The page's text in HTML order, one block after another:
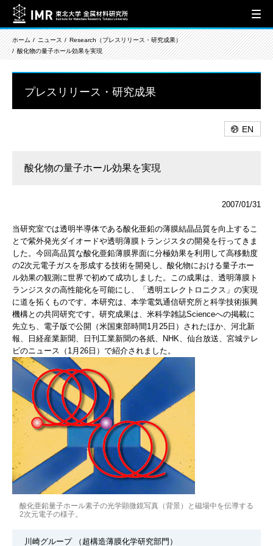
ホーム ニュース
Research（プレスリリース・研究成果）
酸化物の量子ホール効果を実現
プレスリリース・研究成果
EN
酸化物の量子ホール効果を実現
2007/01/31
当研究室では透明半導体である酸化亜鉛の薄膜結晶品質を向上するこ
とで紫外発光ダイオードや透明薄膜トランジスタの開発を行ってきま
した。今回高品質な酸化亜鉛薄膜界面に分極効果を利用して高移動度
の2次元電子ガスを形成する技術を開発し、酸化物における量子ホー
ル効果の観測に世界で初めて成功しました。この成果は、透明薄膜ト
ランジスタの高性能化を可能にし、「透明エレクトロニクス」の実現
に道を拓くものです。本研究は、本学電気通信研究所と科学技術振興
機構との共同研究です。研究成果は、米科学雑誌Scienceへの掲載に
先立ち、電子版で公開（米国東部時間1月25日）されたほか、河北新
報、日経産業新聞、日刊工業新聞の各紙、NHK、仙台放送、宮城テレ
ビのニュース（1月26日）で紹介されました。
酸化亜鉛量子ホール素子の光学顕微鏡写真（背景）と磁場中を伝導する
2次元電子の様子。
川崎グループ （超構造薄膜化学研究部門）